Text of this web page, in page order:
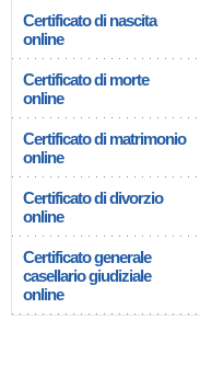
Certificato di nascita
online
Certificato di morte
online
Certificato di matrimonio
online
Certificato di divorzio
online
Certificato generale
casellario giudiziale
online